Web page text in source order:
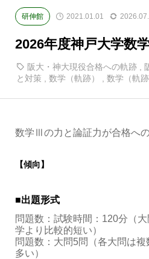
研伸館 2021.01.01
2026年度神戸大学数
阪大・神大現役合格への軌跡
と対策 , 数学（軌跡） , 数学（軌
数学Ⅲの力と論証力が合格へ
【傾向】
■出題形式
問題数：試験時間：120分（
学より比較的短い）
問題数：大問5問（各大問は
多い）